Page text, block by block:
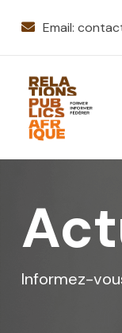
Email:
Informez-